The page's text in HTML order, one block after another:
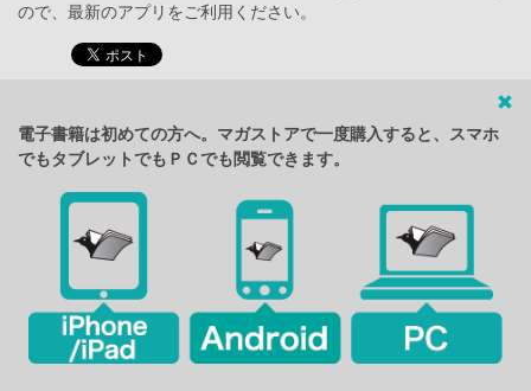
ので、最新のアプリをご利用ください。
電子書籍は初めての方へ。マガストアで一度購入すると、スマホ
でもタブレットでもＰＣでも閲覧できます。